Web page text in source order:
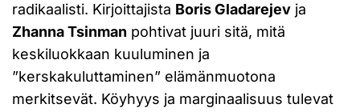
radikaalisti. Kirjoittajista Boris Gladarejev ja
Zhanna Tsinman pohtivat juuri sitä, mitä
keskiluokkaan kuuluminen ja
”kerskakuluttaminen” elämänmuotona
merkitsevät. Köyhyys ja marginaalisuus tulevat